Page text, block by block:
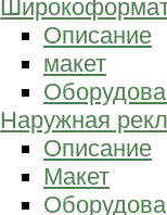
Описание
макет
Наружная
Описание
Макет